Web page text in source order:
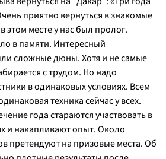
приятно вернуться в знакомые
этом месте у нас был пролог.
в памяти. Интересный
сложные дюны. Хотя и не самые
с трудом. Но надо
в одинаковых условиях. Всем
техника сейчас у всех.
года стараются участвовать в
и накапливают опыт. Около
претендуют на призовые места. Об